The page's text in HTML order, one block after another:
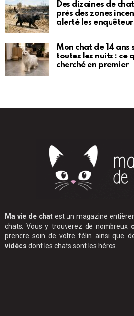
Des dizaines de
près des zones
alerté les
Mon chat de 14 ans
toutes les nuits : ce
cherché en premier
Ma vie de chat est un magazine
chats. Vous y trouverez de nombreux
prendre soin de votre félin ainsi que
vidéos dont les chats sont les héros.